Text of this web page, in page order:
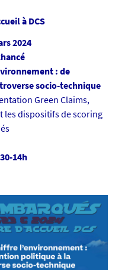
à DCS
2024
: de
socio-technique
Green Claims,
les dispositifs de scoring
14h